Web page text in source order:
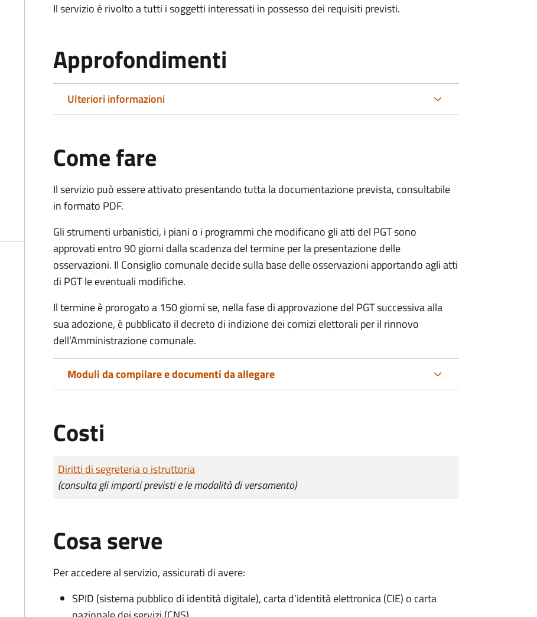
Il servizio è rivolto a tutti i soggetti interessati in possesso dei requisiti previsti.
Approfondimenti
Ulteriori informazioni
Come fare
Il servizio può essere attivato presentando tutta la documentazione prevista, consultabile
in formato PDF.
Gli strumenti urbanistici, i piani o i programmi che modificano gli atti del PGT sono
approvati entro 90 giorni dalla scadenza del termine per la presentazione delle
osservazioni. Il Consiglio comunale decide sulla base delle osservazioni apportando agli atti
di PGT le eventuali modifiche.
Il termine è prorogato a 150 giorni se, nella fase di approvazione del PGT successiva alla
sua adozione, è pubblicato il decreto di indizione dei comizi elettorali per il rinnovo
dell’Amministrazione comunale.
Moduli da compilare e documenti da allegare
Costi
Tipo di pagamento
Importo
Diritti di segreteria o istruttoria
(consulta gli importi previsti e le modalità di versamento)
Cosa serve
Per accedere al servizio, assicurati di avere:
SPID (sistema pubblico di identità digitale), carta d’identità elettronica (CIE) o carta